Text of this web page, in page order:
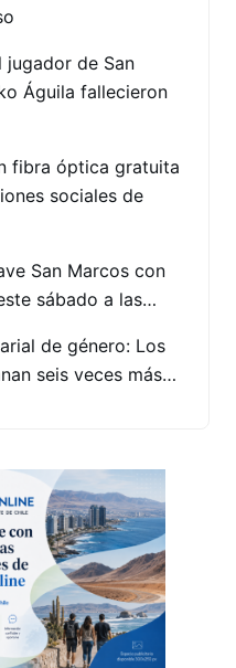
jugador de San
Águila fallecieron
fibra óptica gratuita
sociales de
San Marcos con
sábado a las…
de género: Los
seis veces más…